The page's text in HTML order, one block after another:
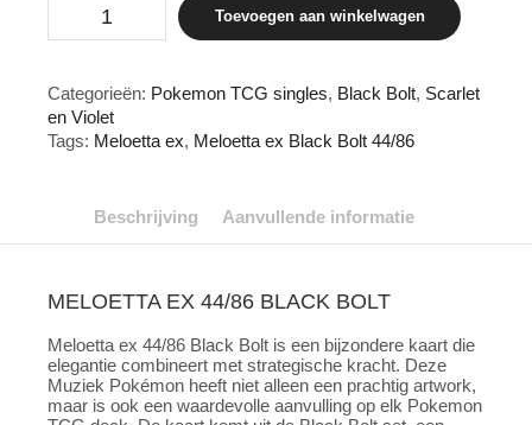
44/86
Bolt
aantal
Toevoegen aan winkelwagen
Categorieën: Pokemon TCG singles, Black Bolt, Scarlet
en Violet
Tags: Meloetta ex, Meloetta ex Black Bolt 44/86
Beschrijving Aanvullende informatie
MELOETTA EX 44/86 BLACK BOLT
Meloetta ex 44/86 Black Bolt is een bijzondere kaart die
elegantie combineert met strategische kracht. Deze
Muziek Pokémon heeft niet alleen een prachtig artwork,
maar is ook een waardevolle aanvulling op elk Pokemon